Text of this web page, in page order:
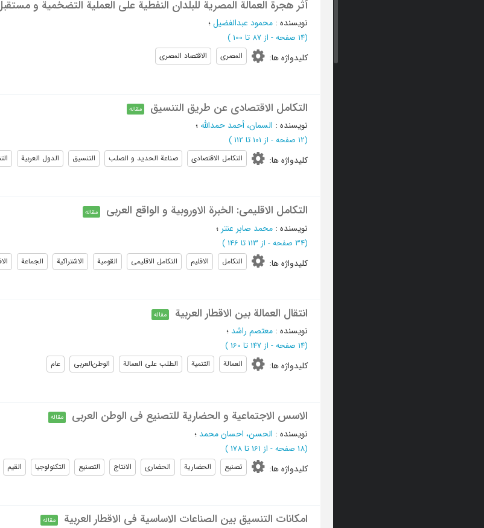
أثر هجرة العمالة المصریة للبلدان النفطیة علی العملیة التضخمیة و
نویسنده : محمود عبدالفضیل؛
(‎14 صفحه - از 87 تا 100 )
کلیدواژه ها: المصری الاقتصاد المصری
التکامل الاقتصادی عن طریق التنسیق مقاله
نویسنده : السمان، أحمد حمدالله ؛
(‎12 صفحه - از 101 تا 112 )
کلیدواژه ها: التکامل الاقتصادی صناعة الحدید و الصلب التنسیق الدول العربیة
التکامل الاقلیمی: الخبرة الاوروبیة و الواقع العربی مقاله
نویسنده : محمد صابر عنتر ؛
(‎34 صفحه - از 113 تا 146 )
کلیدواژه ها: التکامل الاقلیم التکامل الاقلیمی القومیة الاشتراکیة الجماعة
انتقال العمالة بین الاقطار العربیة مقاله
نویسنده : معتصم راشد ؛
(‎14 صفحه - از 147 تا 160 )
کلیدواژه ها: العمالة التنمیة الطلب علی العمالة الوطن‌العربی عام
الاسس الاجتماعیة و الحضاریة للتصنیع فی الوطن العربی مقاله
نویسنده : الحسن، احسان محمد ؛
(‎18 صفحه - از 161 تا 178 )
کلیدواژه ها: تصنیع الحضاریة الحضاری الانتاج التصنیع التکنولوجیا القیم
امکانات التنسیق بین الصناعات الاساسیة فی الاقطار العربیة مقاله